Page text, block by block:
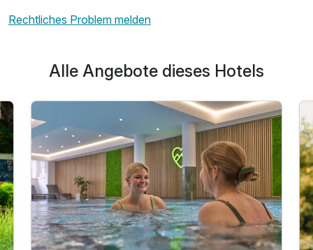
Rechtliches Problem melden
Alle Angebote dieses Hotels